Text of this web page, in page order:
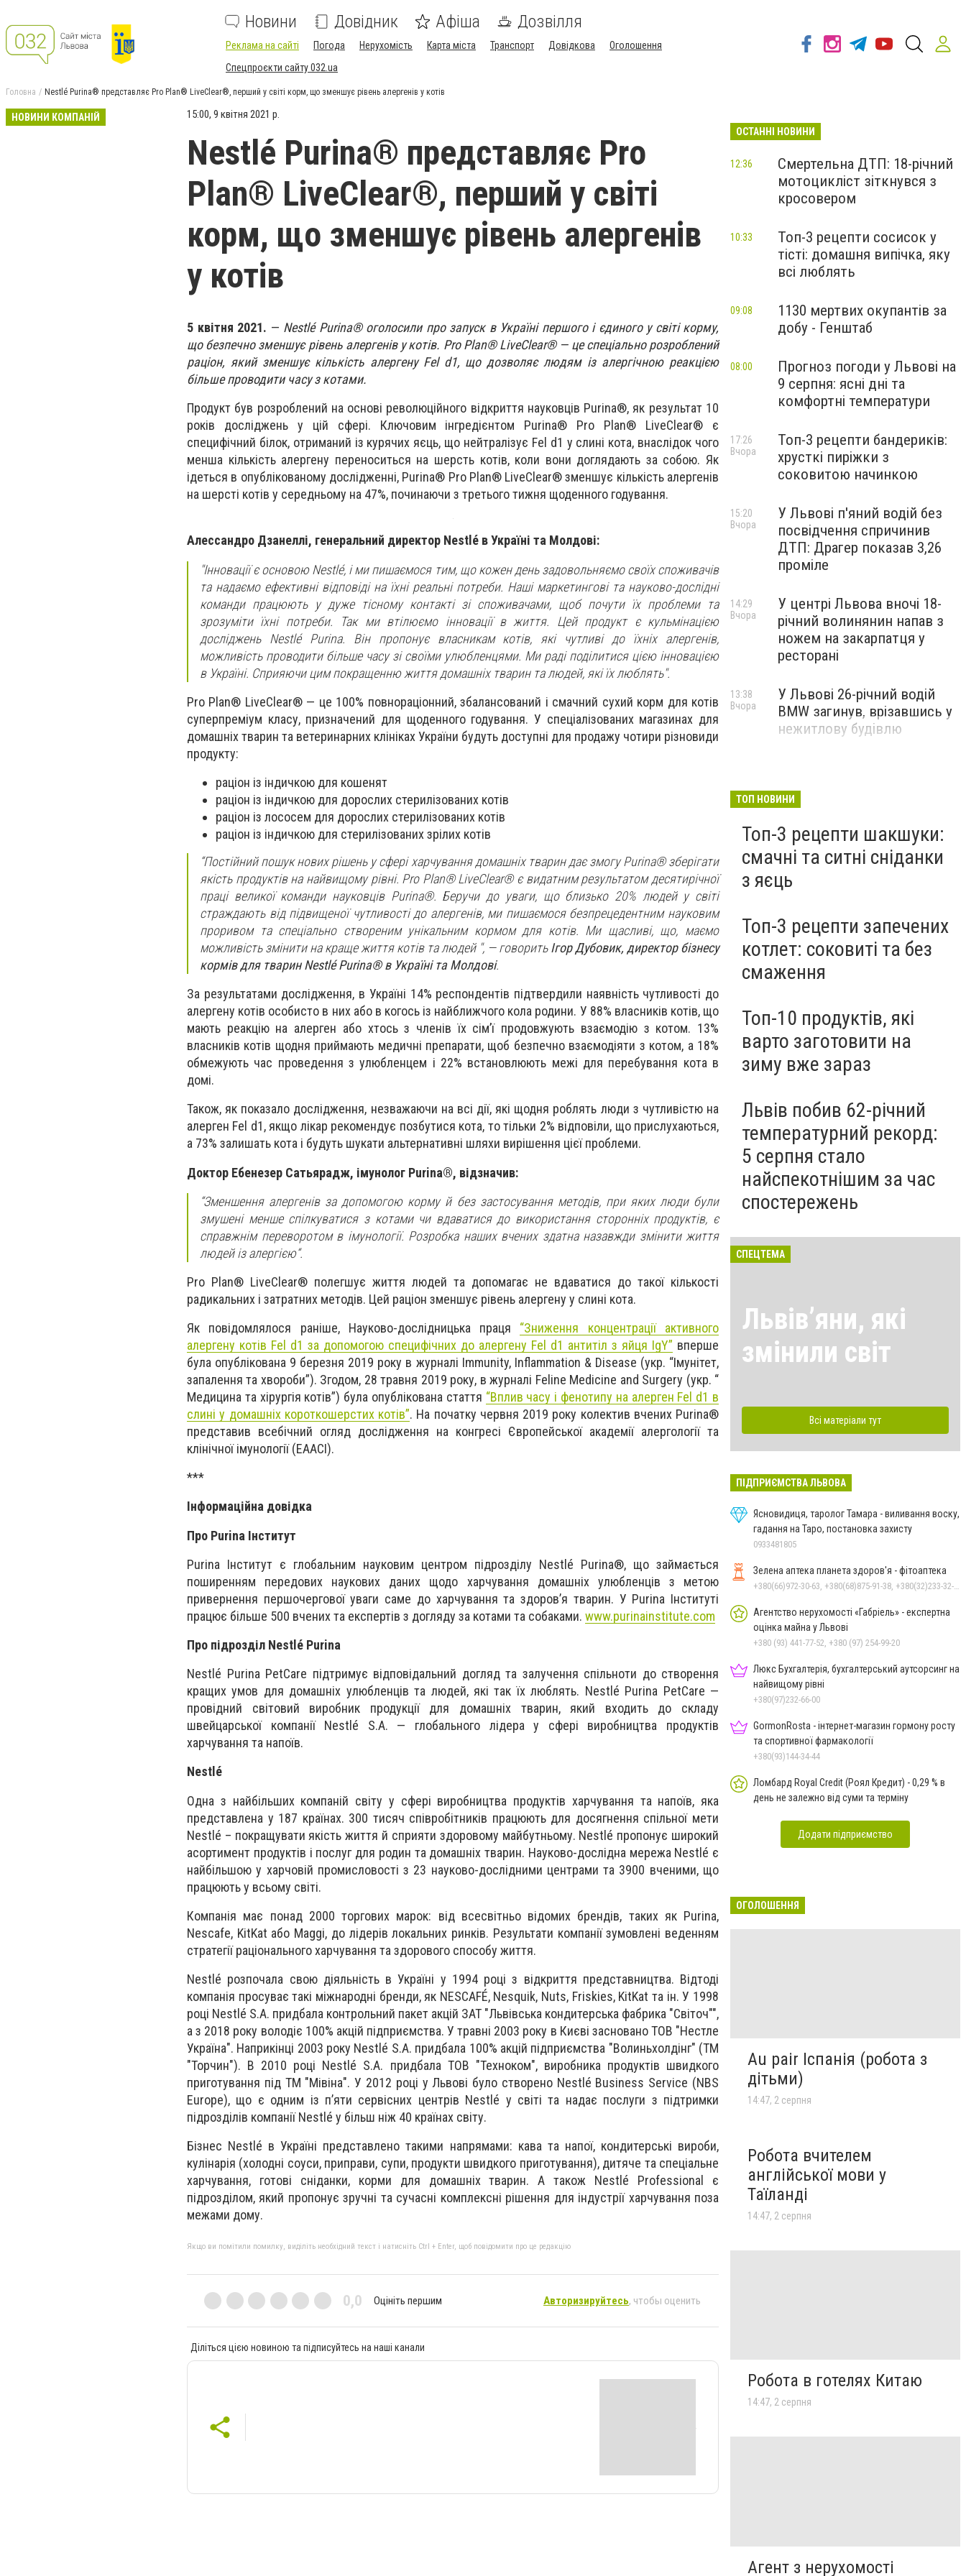
Новини Довідник Афіша Дозвілля
Реклама на сайті Погода Нерухомість Карта міста Транспорт Довідкова
Оголошення
Спецпроєкти сайту 032.ua
Головна Nestlé Purina® представляє Pro Plan® LiveClear®, перший у світі корм, що зменшує рівень алергенів у котів
НОВИНИ КОМПАНІЙ 15:00, 9 квітня 2021 р.
Nestlé Purina® представляє Pro
Plan® LiveClear®, перший у світі
корм, що зменшує рівень алергенів
у котів
5 квітня 2021. — Nestlé Purina® оголосили про запуск в Україні першого і єдиного у світі корму,
що безпечно зменшує рівень алергенів у котів. Pro Plan® LiveClear® — це спеціально розроблений
раціон, який зменшує кількість алергену Fel d1, що дозволяє людям із алергічною реакцією
більше проводити часу з котами.
Продукт був розроблений на основі революційного відкриття науковців Purina®, як результат 10
років досліджень у цій сфері. Ключовим інгредієнтом Purina® Pro Plan® LiveClear® є
специфічний білок, отриманий із курячих яєць, що нейтралізує Fel d1 у слині кота, внаслідок чого
менша кількість алергену переноситься на шерсть котів, коли вони доглядають за собою. Як
ідеться в опублікованому дослідженні, Purina® Pro Plan® LiveClear® зменшує кількість алергенів
на шерсті котів у середньому на 47%, починаючи з третього тижня щоденного годування.
Алессандро Дзанеллі, генеральний директор Nestlé в Україні та Молдові:
"Інновації є основою Nestlé, і ми пишаємося тим, що кожен день задовольняємо своїх споживачів
та надаємо ефективні відповіді на їхні реальні потреби. Наші маркетингові та науково-дослідні
команди працюють у дуже тісному контакті зі споживачами, щоб почути їх проблеми та
зрозуміти їхні потреби. Так ми втілюємо інновації в життя. Цей продукт є кульмінацією
досліджень Nestlé Purina. Він пропонує власникам котів, які чутливі до їхніх алергенів,
можливість проводити більше часу зі своїми улюбленцями. Ми раді поділитися цією інновацією
в Україні. Сприяючи цим покращенню життя домашніх тварин та людей, які їх люблять".
Pro Plan® LiveClear® — це 100% повнораціонний, збалансований і смачний сухий корм для котів
суперпреміум класу, призначений для щоденного годування. У спеціалізованих магазинах для
домашніх тварин та ветеринарних клініках України будуть доступні для продажу чотири різновиди
продукту:
раціон із індичкою для кошенят
раціон із індичкою для дорослих стерилізованих котів
раціон із лососем для дорослих стерилізованих котів
раціон із індичкою для стерилізованих зрілих котів
“Постійний пошук нових рішень у сфері харчування домашніх тварин дає змогу Purina® зберігати
якість продуктів на найвищому рівні. Pro Plan® LiveClear® є видатним результатом десятирічної
праці великої команди науковців Purina®. Беручи до уваги, що близько 20% людей у світі
страждають від підвищеної чутливості до алергенів, ми пишаємося безпрецедентним науковим
проривом та спеціально створеним унікальним кормом для котів. Ми щасливі, що, маємо
можливість змінити на краще життя котів та людей ", — говоритьІгор Дубовик, директор бізнесу
кормів для тварин Nestlé Purina® в Україні та Молдові.
За результатами дослідження, в Україні 14% респондентів підтвердили наявність чутливості до
алергену котів особисто в них або в когось із найближчого кола родини. У 88% власників котів, що
мають реакцію на алерген або хтось з членів їх сім’ї продовжують взаємодію з котом. 13%
власників котів щодня приймають медичні препарати, щоб безпечно взаємодіяти з котом, а 18%
обмежують час проведення з улюбленцем і 22% встановлюють межі для перебування кота в
домі.
Також, як показало дослідження, незважаючи на всі дії, які щодня роблять люди з чутливістю на
алерген Fel d1, якщо лікар рекомендує позбутися кота, то тільки 2% відповіли, що прислухаються,
а 73% залишать кота і будуть шукати альтернативні шляхи вирішення цієї проблеми.
Доктор Ебенезер Сатьярадж, імунолог Purina®, відзначив:
“Зменшення алергенів за допомогою корму й без застосування методів, при яких люди були
змушені менше спілкуватися з котами чи вдаватися до використання сторонніх продуктів, є
справжнім переворотом в імунології. Розробка наших вчених здатна назавжди змінити життя
людей із алергією“.
Pro Plan® LiveClear® полегшує життя людей та допомагає не вдаватися до такої кількості
радикальних і затратних методів. Цей раціон зменшує рівень алергену у слині кота.
Як повідомлялося раніше, Науково-дослідницька праця “Зниження концентрації активного
алергену котів Fel d1 за допомогою специфічних до алергену Fel d1 антитіл з яйця IgY” вперше
була опублікована 9 березня 2019 року в журналі Immunity, Inflammation & Disease (укр. “Імунітет,
запалення та хвороби”). Згодом, 28 травня 2019 року, в журналі Feline Medicine and Surgery (укр. “
Медицина та хірургія котів”) була опублікована стаття “Вплив часу і фенотипу на алерген Fel d1 в
слині у домашніх короткошерстих котів”. На початку червня 2019 року колектив вчених Purina®
представив всебічний огляд дослідження на конгресі Європейської академії алергології та
клінічної імунології (EAACI).
***
Інформаційна довідка
Про Purina Інститут
Purina Інститут є глобальним науковим центром підрозділу Nestlé Purina®, що займається
поширенням передових наукових даних щодо харчування домашніх улюбленців з метою
привернення першочергової уваги саме до харчування та здоров’я тварин. У Purina Інституті
працює більше 500 вчених та експертів з догляду за котами та собаками. www.purinainstitute.com
Про підрозділ Nestlé Purina
Nestlé Purina PetCare підтримує відповідальний догляд та залучення спільноти до створення
кращих умов для домашніх улюбленців та людей, які так їх люблять. Nestlé Purina PetCare —
провідний світовий виробник продукції для домашніх тварин, який входить до складу
швейцарської компанії Nestlé S.A. — глобального лідера у сфері виробництва продуктів
харчування та напоїв.
Nestlé
Одна з найбільших компаній світу у сфері виробництва продуктів харчування та напоїв, яка
представлена у 187 країнах. 300 тисяч співробітників працюють для досягнення спільної мети
Nestlé – покращувати якість життя й сприяти здоровому майбутньому. Nestlé пропонує широкий
асортимент продуктів і послуг для родин та домашніх тварин. Науково-дослідна мережа Nestlé є
найбільшою у харчовій промисловості з 23 науково-дослідними центрами та 3900 вченими, що
працюють у всьому світі.
Компанія має понад 2000 торгових марок: від всесвітньо відомих брендів, таких як Purina,
Nescafe, KitKat або Maggi, до лідерів локальних ринків. Результати компанії зумовлені веденням
стратегії раціонального харчування та здорового способу життя.
Nestlé розпочала свою діяльність в Україні у 1994 році з відкриття представництва. Відтоді
компанія просуває такі міжнародні бренди, як NESCAFÉ, Nesquik, Nuts, Friskies, KitKat та ін. У 1998
році Nestlé S.A. придбала контрольний пакет акцій ЗАТ "Львівська кондитерська фабрика "Світоч"",
а з 2018 року володіє 100% акцій підприємства. У травні 2003 року в Києві засновано ТОВ "Нестле
Україна". Наприкінці 2003 року Nestlé S.A. придбала 100% акцій підприємства "Волиньхолдінг" (ТМ
"Торчин"). В 2010 році Nestlé S.A. придбала ТОВ "Техноком", виробника продуктів швидкого
приготування під ТМ "Мівіна". У 2012 році у Львові було створено Nestlé Business Service (NBS
Europe), що є одним із п’яти сервісних центрів Nestlé у світі та надає послуги з підтримки
підрозділів компанії Nestlé у більш ніж 40 країнах світу.
Бізнес Nestlé в Україні представлено такими напрямами: кава та напої, кондитерські вироби,
кулінарія (холодні соуси, приправи, супи, продукти швидкого приготування), дитяче та спеціальне
харчування, готові сніданки, корми для домашніх тварин. А також Nestlé Professional є
підрозділом, який пропонує зручні та сучасні комплексні рішення для індустрії харчування поза
межами дому.
Якщо ви помітили помилку, виділіть необхідний текст і натисніть Ctrl + Enter, щоб повідомити про це редакцію
0,0 Оцініть першим Авторизируйтесь, чтобы оценить
Діліться цією новиною та підписуйтесь на наші канали
ОСТАННІ НОВИНИ
Смертельна ДТП: 18-річний
мотоцикліст зіткнувся з
кросовером
12:36
Топ-3 рецепти сосисок у
тісті: домашня випічка, яку
всі люблять
10:33
1130 мертвих окупантів за
добу - Генштаб
09:08
Прогноз погоди у Львові на
9 серпня: ясні дні та
комфортні температури
08:00
Топ-3 рецепти бандериків:
хрусткі пиріжки з
соковитою начинкою
17:26
Вчора
У Львові п'яний водій без
посвідчення спричинив
ДТП: Драгер показав 3,26
проміле
15:20
Вчора
У центрі Львова вночі 18-
річний волинянин напав з
ножем на закарпатця у
ресторані
14:29
Вчора
У Львові 26-річний водій
BMW загинув, врізавшись у
нежитлову будівлю
13:38
Вчора
ТОП НОВИНИ
Топ-3 рецепти шакшуки:
смачні та ситні сніданки
з яєць
Топ-3 рецепти запечених
котлет: соковиті та без
смаження
Топ-10 продуктів, які
варто заготовити на
зиму вже зараз
Львів побив 62-річний
температурний рекорд:
5 серпня стало
найспекотнішим за час
спостережень
СПЕЦТЕМА
Львівʼяни, які
змінили світ
Всі матеріали тут
ПІДПРИЄМСТВА ЛЬВОВА
Ясновидиця, таролог Тамара - виливання воску,
гадання на Таро, постановка захисту
0933481805
Зелена аптека планета здоров'я - фітоаптека
Агентство нерухомості «Габріель» - експертна
оцінка майна у Львові
+380 (93) 441-77-52, +380 (97) 254-99-20
Люкс Бухгалтерія, бухгалтерський аутсорсинг на
найвищому рівні
+380(97)232-66-00
GormonRosta - інтернет-магазин гормону росту
та спортивної фармакології
+380(93)144-34-44
Ломбард Royal Credit (Роял Кредит) - 0,29 % в
день не залежно від суми та терміну
Додати підприємство
ОГОЛОШЕННЯ
Au pair Іспанія (робота з
дітьми)
14:47, 2 серпня
Робота вчителем
англійської мови у
Таїланді
14:47, 2 серпня
Робота в готелях Китаю
14:47, 2 серпня
Агент з нерухомості